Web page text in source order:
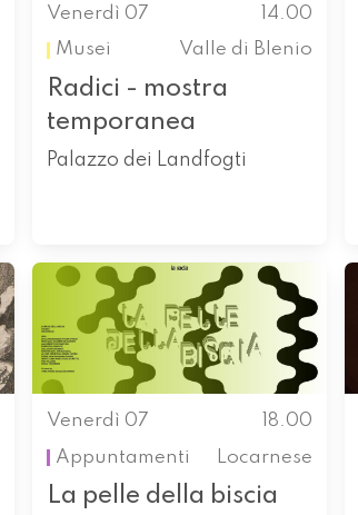
Venerdì 07
14.00
Musei
Valle di Blenio
Radici - mostra
temporanea
Palazzo dei Landfogti
Venerdì 07
18.00
Appuntamenti
Locarnese
La pelle della biscia